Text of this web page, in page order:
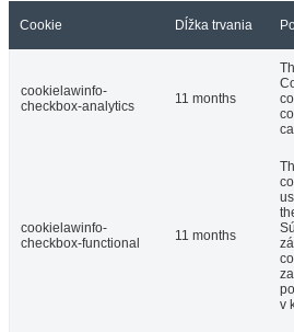
Cookie Dĺžka trvania
cookielawinfo-
checkbox-analytics
11 months
cookielawinfo-
checkbox-functional
11 months
v